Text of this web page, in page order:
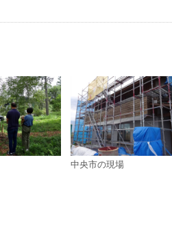
中央市の現場